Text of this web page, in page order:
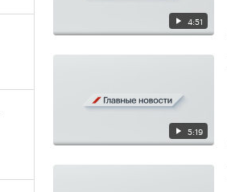
4:51
5:19